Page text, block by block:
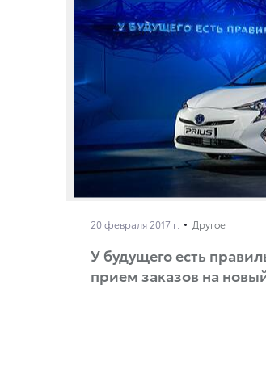
20 февраля 2017 г. Другое
У будущего есть
прием заказов на